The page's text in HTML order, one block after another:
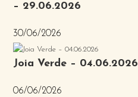
– 29.06.2026
30/06/2026
Joia Verde – 04.06.2026
06/06/2026